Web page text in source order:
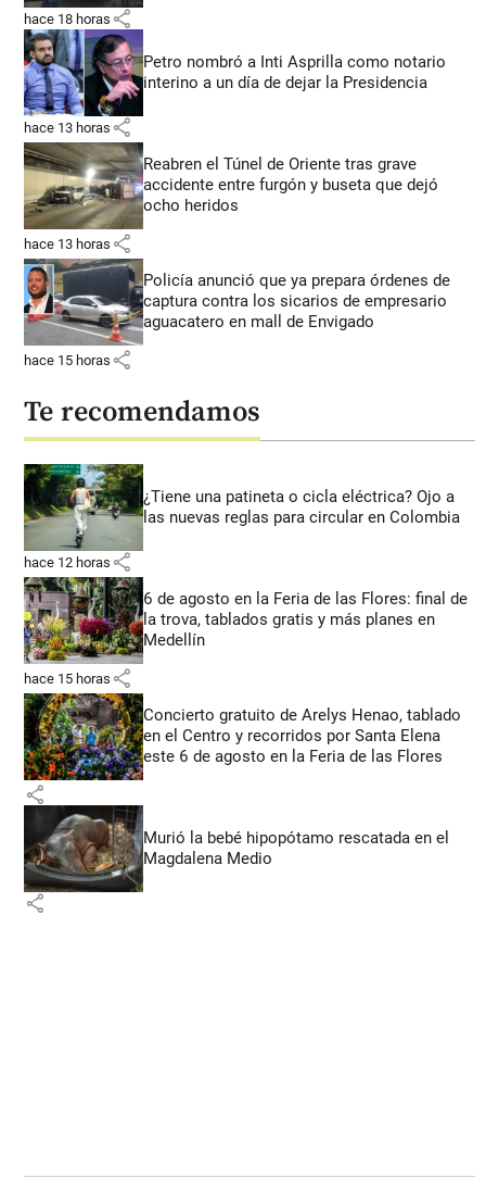
hace 18 horas share
Petro nombró a Inti Asprilla como notario
interino a un día de dejar la Presidencia
hace 13 horas share
Reabren el Túnel de Oriente tras grave
accidente entre furgón y buseta que dejó
ocho heridos
hace 13 horas share
Policía anunció que ya prepara órdenes de
captura contra los sicarios de empresario
aguacatero en mall de Envigado
hace 15 horas share
Te recomendamos
¿Tiene una patineta o cicla eléctrica? Ojo a
las nuevas reglas para circular en Colombia
hace 12 horas share
6 de agosto en la Feria de las Flores: final de
la trova, tablados gratis y más planes en
Medellín
hace 15 horas share
Concierto gratuito de Arelys Henao, tablado
en el Centro y recorridos por Santa Elena
este 6 de agosto en la Feria de las Flores
share
Murió la bebé hipopótamo rescatada en el
Magdalena Medio
share